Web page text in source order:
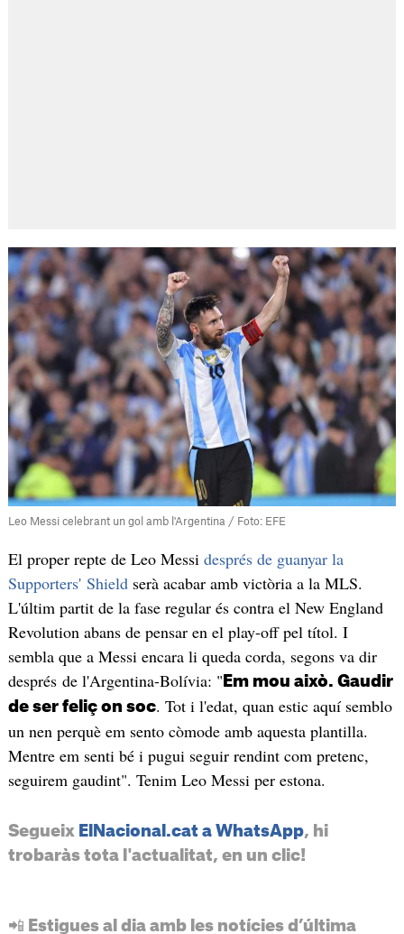
Leo Messi celebrant un gol amb l'Argentina / Foto: EFE
El proper repte de Leo Messi després de guanyar la
Supporters' Shieldserà acabar amb victòria a la MLS.
L'últim partit de la fase regular és contra el New England
Revolution abans de pensar en el play-off pel títol. I
sembla que a Messi encara li queda corda, segons va dir
després de l'Argentina-Bolívia: " Em mou això. Gaudir
de ser feliç on soc. Tot i l'edat, quan estic aquí semblo
un nen perquè em sento còmode amb aquesta plantilla.
Mentre em senti bé i pugui seguir rendint com pretenc,
seguirem gaudint". Tenim Leo Messi per estona.
Segueix ElNacional.cat a WhatsApp, hi
trobaràs tota l'actualitat, en un clic!
📲 Estigues al dia amb les notícies d’última